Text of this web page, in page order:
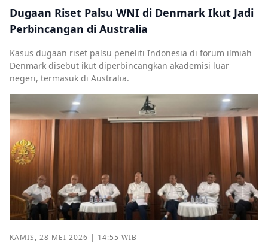
Dugaan Riset Palsu WNI di Denmark Ikut Jadi
Perbincangan di Australia
Kasus dugaan riset palsu peneliti Indonesia di forum ilmiah
Denmark disebut ikut diperbincangkan akademisi luar
negeri, termasuk di Australia.
KAMIS, 28 MEI 2026 | 14:55 WIB